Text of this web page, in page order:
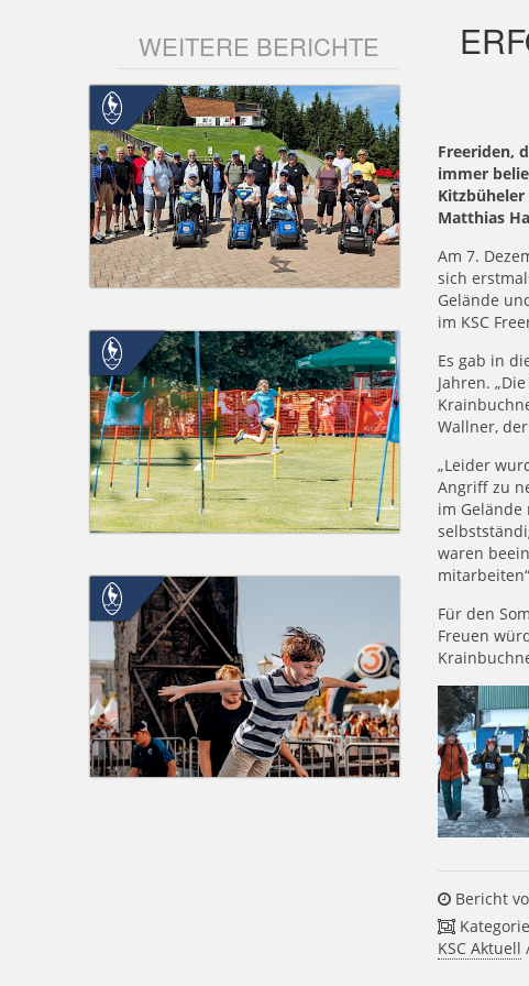
Freeriden,
immer
Matthias
Am 7.
sich
Gelände
im KSC
Es gab in
Jahren.
Wallner,
„Leider
Angriff zu
im
waren
Für den
Freuen
Bericht
KSC Aktuell
WEITERE BERICHTE